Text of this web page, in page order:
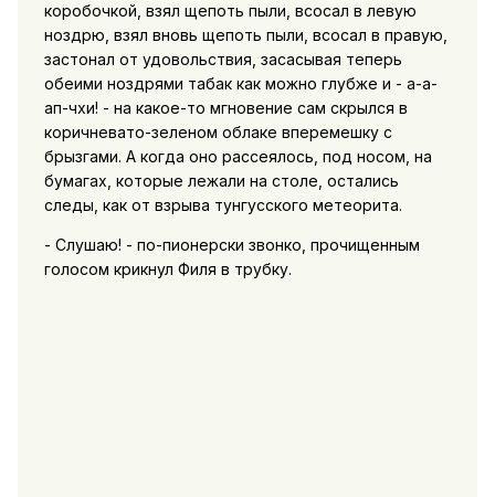
коробочкой, взял щепоть пыли, всосал в левую
ноздрю, взял вновь щепоть пыли, всосал в правую,
застонал от удовольствия, засасывая теперь
обеими ноздрями табак как можно глубже и - а-а-
ап-чхи! - на какое-то мгновение сам скрылся в
коричневато-зеленом облаке вперемешку с
брызгами. А когда оно рассеялось, под носом, на
бумагах, которые лежали на столе, остались
следы, как от взрыва тунгусского метеорита.
- Слушаю! - по-пионерски звонко, прочищенным
голосом крикнул Филя в трубку.